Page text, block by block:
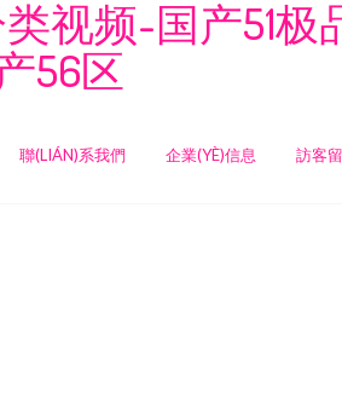
视频-国产51极
56区
聯(LIÁN)系我們 企業(YÈ)信息 訪客